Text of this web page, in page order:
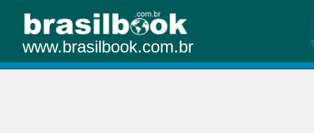
www.brasilbook.com.br